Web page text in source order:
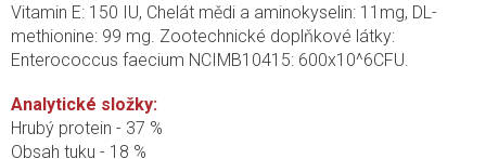
Vitamin E: 150 IU, Chelát mědi a aminokyselin: 11mg, DL-
methionine: 99 mg. Zootechnické doplňkové látky:
Enterococcus faecium NCIMB10415: 600x10^6CFU.
Analytické složky:
Hrubý protein - 37 %
Obsah tuku - 18 %